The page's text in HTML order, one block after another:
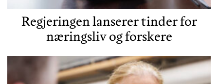
Regjeringen lanserer tinder for
næringsliv og forskere